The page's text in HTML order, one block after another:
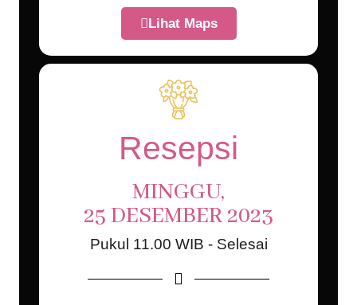
Lihat Maps
Resepsi
MINGGU,
25 DESEMBER 2023
Pukul 11.00 WIB - Selesai